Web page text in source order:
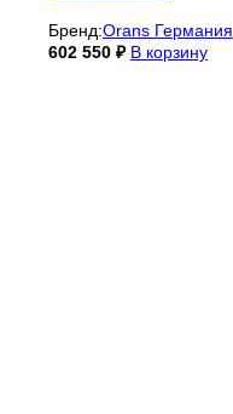
Бренд:Orans Германия
602 550 ₽ В корзину